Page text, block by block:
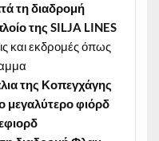
τη διαδρομή
της SILJA LINES
και εκδρομές όπως
της Κοπεγχάγης
μεγαλύτερο φιόρδ